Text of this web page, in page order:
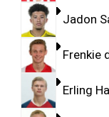
Jadon
Frenkie
Erling